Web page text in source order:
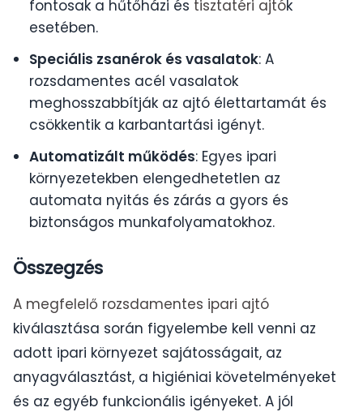
fontosak a hűtőházi és tisztatéri ajtók
esetében.
Speciális zsanérok és vasalatok: A
rozsdamentes acél vasalatok
meghosszabbítják az ajtó élettartamát és
csökkentik a karbantartási igényt.
Automatizált működés: Egyes ipari
környezetekben elengedhetetlen az
automata nyitás és zárás a gyors és
biztonságos munkafolyamatokhoz.
Összegzés
A megfelelő rozsdamentes ipari ajtó
kiválasztása során figyelembe kell venni az
adott ipari környezet sajátosságait, az
anyagválasztást, a higiéniai követelményeket
és az egyéb funkcionális igényeket. A jól